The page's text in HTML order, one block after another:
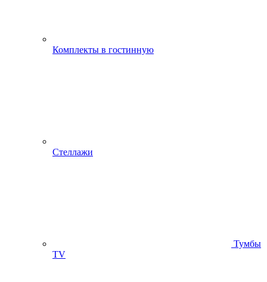
Комплекты в гостинную
Стеллажи
Тумбы
ТV